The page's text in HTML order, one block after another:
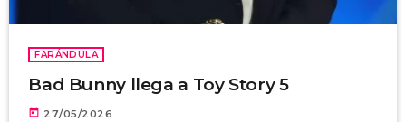
FARÁNDULA
Bad Bunny llega a Toy Story 5
today 27/05/2026